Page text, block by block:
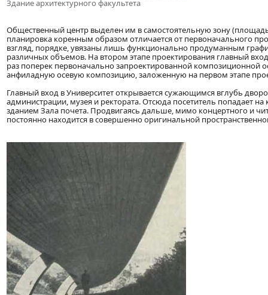
Здание архитектурного факультета
Общественный центр выделен им в самостоятельную зону
планировка коренным образом отличается от первоначального
взгляд, порядке, увязаны лишь функционально продуманным
различных объемов. На втором этапе проектирования главный
раз поперек первоначально запроектированной композиционной
анфиладную осевую композицию, заложенную на первом этапе
Главный вход в Университет открывается сужающимся вглубь
администрации, музея и ректората. Отсюда посетитель
зданием Зала почета. Продвигаясь дальше, мимо концертного и
постоянно находится в совершенно оригинальной